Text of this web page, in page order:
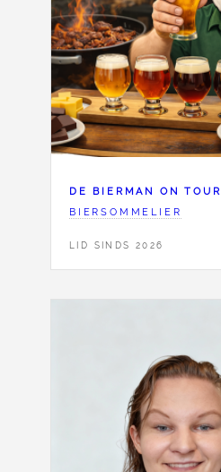
DE BIERMAN ON TOUR
BIERSOMMELIER
LID SINDS 2026